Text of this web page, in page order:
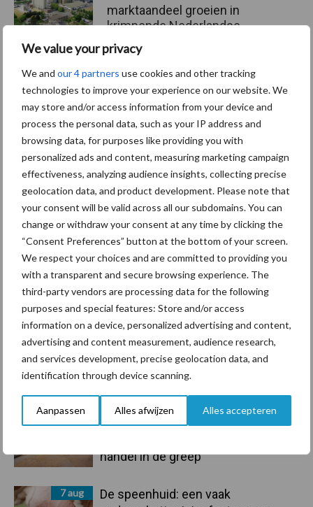
We value your privacy
We and our 4 partners use cookies and other tracking
technologies to improve your experience on our website. We
may store and/or access information from your device and
process the personal data, such as your IP address and
browsing data, for purposes like providing you with
personalized ads and content, measuring marketing campaign
effectiveness, analyzing audience insights, collecting precise
geolocation data, and product development. Please note that
your consent will be valid across all our subdomains. You can
change or withdraw your consent at any time by clicking the
“Consent Preferences” button at the bottom of your screen.
We respect your choices and are committed to providing you
with a transparent and secure browsing experience. The
third-party vendors are processing data for the following
purposes and special features: Store and/or access
information on a device, personalized advertising and content,
advertising and content measurement, audience research,
and services development, precise geolocation data, and
identification through device scanning.
Aanpassen Alles afwijzen Alles accepteren
Primaire
Sidebar
Recent nieuws Partner nieuws
Grondstoffenmarkt blijft grillig:
handel in de greep
7 aug
De speenhuid: een vaak
marktaandeel groeien in
krimpende Nederlandse
markt
Themapagina's
Diergezondheid Bemesting Fokkerij
Derogatie Fosfaatrechten
Toon meer